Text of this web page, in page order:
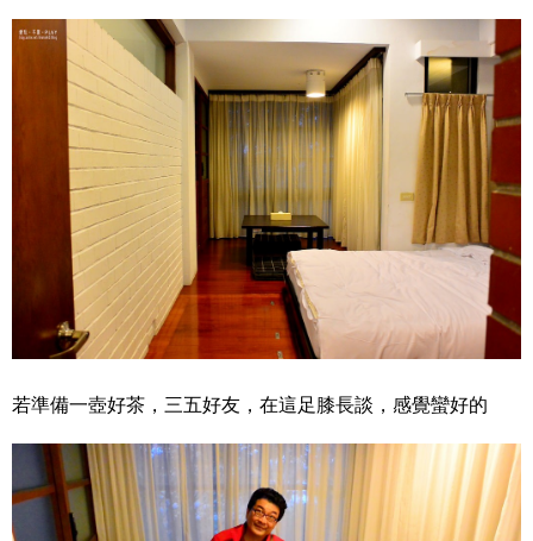
若準備一壺好茶，三五好友，在這足膝長談，感覺蠻好的